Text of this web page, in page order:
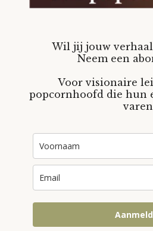
Wil jij jouw
Neem een
Voor visionaire
popcornhoofd die hun